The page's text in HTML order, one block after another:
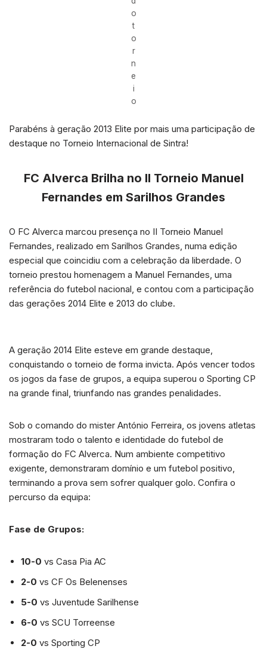
o
t
o
r
n
e
i
o
Parabéns à geração 2013 Elite por mais uma participação de
destaque no Torneio Internacional de Sintra!
FC Alverca Brilha no II Torneio Manuel
Fernandes em Sarilhos Grandes
O FC Alverca marcou presença no II Torneio Manuel
Fernandes, realizado em Sarilhos Grandes, numa edição
especial que coincidiu com a celebração da liberdade. O
torneio prestou homenagem a Manuel Fernandes, uma
referência do futebol nacional, e contou com a participação
das gerações 2014 Elite e 2013 do clube.
A geração 2014 Elite esteve em grande destaque,
conquistando o torneio de forma invicta. Após vencer todos
os jogos da fase de grupos, a equipa superou o Sporting CP
na grande final, triunfando nas grandes penalidades.
Sob o comando do mister António Ferreira, os jovens atletas
mostraram todo o talento e identidade do futebol de
formação do FC Alverca. Num ambiente competitivo
exigente, demonstraram domínio e um futebol positivo,
terminando a prova sem sofrer qualquer golo. Confira o
percurso da equipa:
Fase de Grupos:
10-0 vs Casa Pia AC
2-0 vs CF Os Belenenses
5-0 vs Juventude Sarilhense
6-0 vs SCU Torreense
2-0 vs Sporting CP